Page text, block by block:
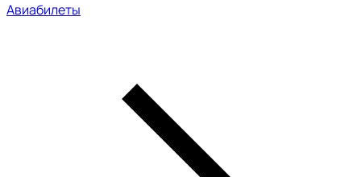
Авиабилеты